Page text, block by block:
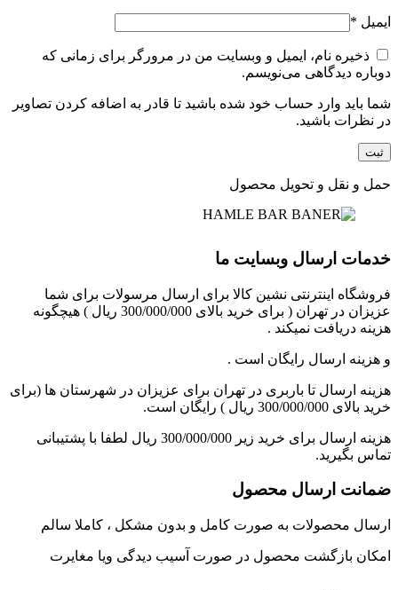
ایمیل *
ذخیره نام، ایمیل و وبسایت من در مرورگر برای زمانی که
دوباره دیدگاهی می‌نویسم.
شما باید وارد حساب خود شده باشید تا قادر به اضافه کردن تصاویر
در نظرات باشید.
حمل و نقل و تحویل محصول
خدمات ارسال وبسایت ما
فروشگاه اینترنتی نشین کالا برای ارسال مرسولات برای شما
عزیزان در تهران ( برای خرید بالای 300/000/000 ریال ) هیچگونه
هزینه دریافت نمیکند .
و هزینه ارسال رایگان است .
هزینه ارسال تا باربری در تهران برای عزیزان در شهرستان ها (برای
خرید بالای 300/000/000 ریال ) رایگان است.
هزینه ارسال برای خرید زیر 300/000/000 ریال لطفا با پشتیبانی
تماس بگیرید.
ضمانت ارسال محصول
ارسال محصولات به صورت کامل و بدون مشکل ، کاملا سالم
امکان بازگشت محصول در صورت آسیب دیدگی ویا مغایرت